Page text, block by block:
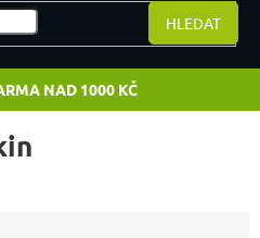
HLEDAT
NAD 1000 KČ